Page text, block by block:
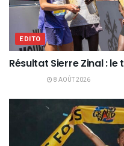
EDITO
Résultat Sierre Zinal :
8 AOÛT 2026